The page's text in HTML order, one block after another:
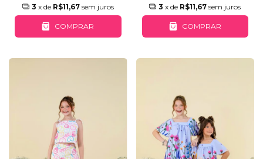
3 x de R$11,67 sem juros
COMPRAR
3 x de R$11,67 sem juros
COMPRAR